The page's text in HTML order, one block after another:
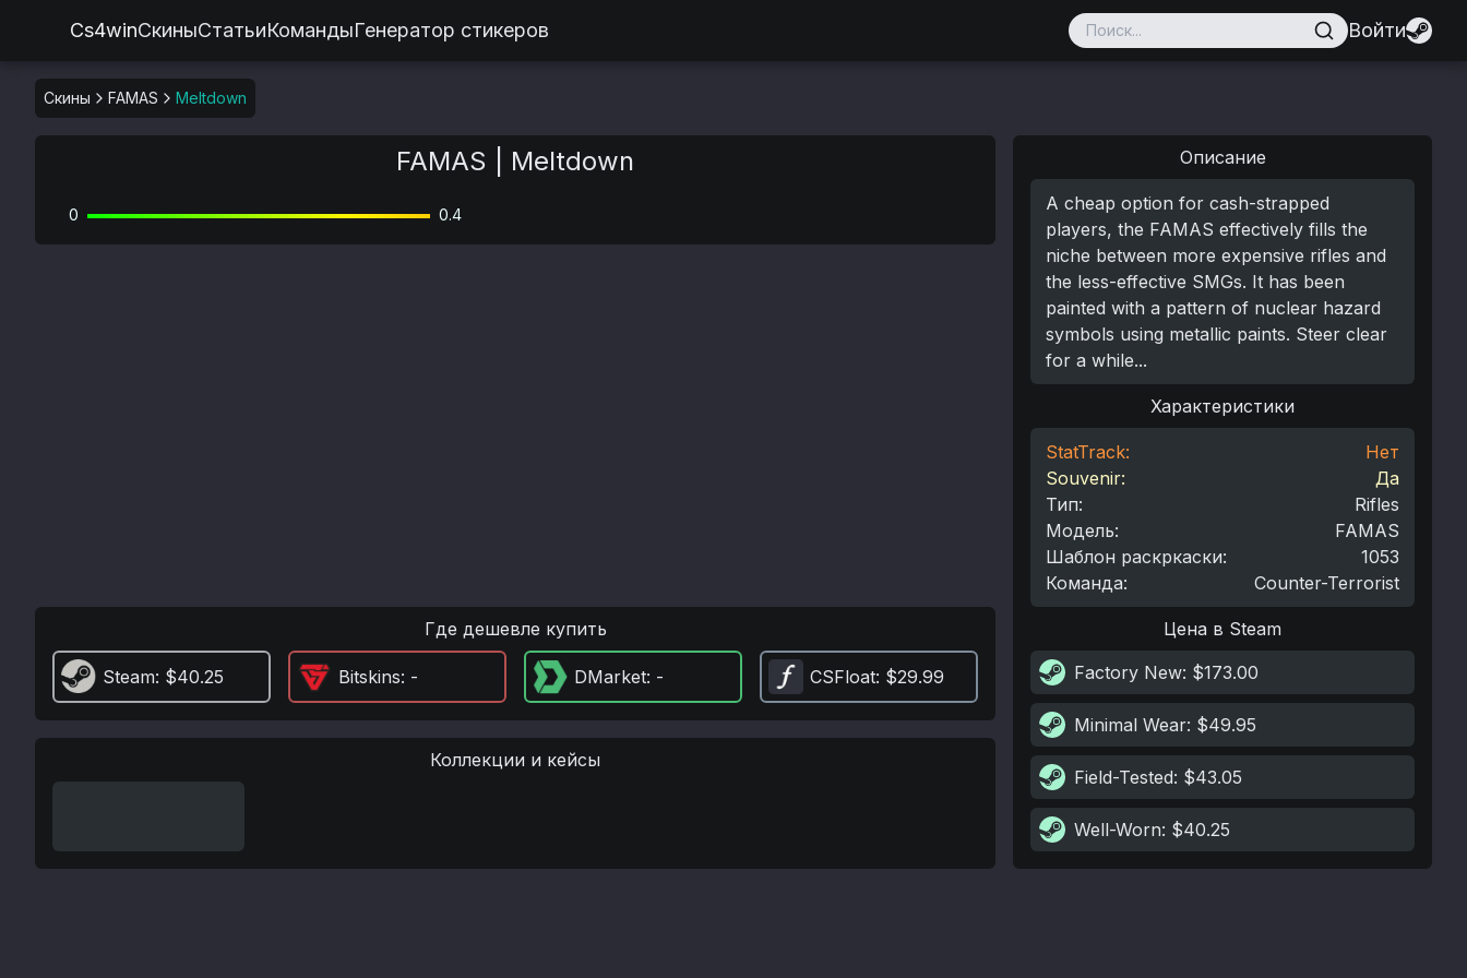
Cs4winСкиныСтатьиКомандыГенератор стикеров Войти
Скины FAMAS Meltdown
FAMAS | Meltdown
0 0.4
Где дешевле купить
Steam: $40.25 Bitskins: - DMarket: - CSFloat: $29.99
Коллекции и кейсы
Описание
A cheap option for cash-strapped
players, the FAMAS effectively fills the
niche between more expensive rifles and
the less-effective SMGs. It has been
painted with a pattern of nuclear hazard
symbols using metallic paints. Steer clear
for a while...
Характеристики
StatTrack:
Нет
Souvenir:
Да
Тип:
Rifles
Модель:
FAMAS
Шаблон раскркаски:
1053
Команда: Counter-Terrorist
Цена в Steam
Factory New: $173.00
Minimal Wear: $49.95
Field-Tested: $43.05
Well-Worn: $40.25